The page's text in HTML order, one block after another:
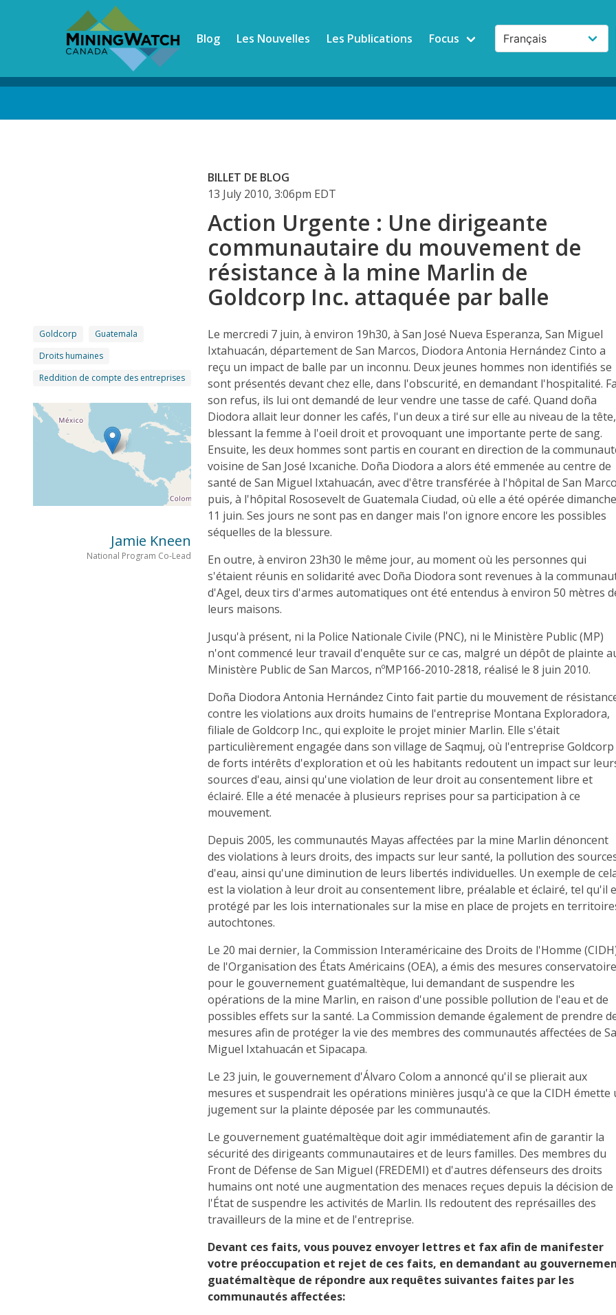
Blog Les Nouvelles Les Publications Focus
BILLET DE BLOG
13 July 2010, 3:06pm EDT
Action Urgente : Une dirigeante
communautaire du mouvement de
résistance à la mine Marlin de
Goldcorp Inc. attaquée par balle
Goldcorp
Guatemala
Droits humaines
Reddition de compte des entreprises
Jamie Kneen
National Program Co-Lead
Le mercredi 7 juin, à environ 19h30, à San José Nueva Esperanza, San Miguel
Ixtahuacán, département de San Marcos, Diodora Antonia Hernández Cinto a
reçu un impact de balle par un inconnu. Deux jeunes hommes non identifiés se
sont présentés devant chez elle, dans l'obscurité, en demandant l'hospitalité.
son refus, ils lui ont demandé de leur vendre une tasse de café. Quand doña
Diodora allait leur donner les cafés, l'un deux a tiré sur elle au niveau de la tête,
blessant la femme à l'oeil droit et provoquant une importante perte de sang.
Ensuite, les deux hommes sont partis en courant en direction de la
voisine de San José Ixcaniche. Doña Diodora a alors été emmenée au centre de
santé de San Miguel Ixtahuacán, avec d'être transférée à l'hôpital de San
puis, à l'hôpital Rososevelt de Guatemala Ciudad, où elle a été opérée dimanche
11 juin. Ses jours ne sont pas en danger mais l'on ignore encore les possibles
séquelles de la blessure.
En outre, à environ 23h30 le même jour, au moment où les personnes qui
s'étaient réunis en solidarité avec Doña Diodora sont revenues à la
d'Agel, deux tirs d'armes automatiques ont été entendus à environ 50 mètres
leurs maisons.
Jusqu'à présent, ni la Police Nationale Civile (PNC), ni le Ministère Public (MP)
n'ont commencé leur travail d'enquête sur ce cas, malgré un dépôt de plainte
Ministère Public de San Marcos, nºMP166-2010-2818, réalisé le 8 juin 2010.
Doña Diodora Antonia Hernández Cinto fait partie du mouvement de
contre les violations aux droits humains de l'entreprise Montana Exploradora,
filiale de Goldcorp Inc., qui exploite le projet minier Marlin. Elle s'était
particulièrement engagée dans son village de Saqmuj, où l'entreprise Goldcorp
de forts intérêts d'exploration et où les habitants redoutent un impact sur
sources d'eau, ainsi qu'une violation de leur droit au consentement libre et
éclairé. Elle a été menacée à plusieurs reprises pour sa participation à ce
mouvement.
Depuis 2005, les communautés Mayas affectées par la mine Marlin dénoncent
des violations à leurs droits, des impacts sur leur santé, la pollution des
d'eau, ainsi qu'une diminution de leurs libertés individuelles. Un exemple de
est la violation à leur droit au consentement libre, préalable et éclairé, tel qu'il
protégé par les lois internationales sur la mise en place de projets en
autochtones.
Le 20 mai dernier, la Commission Interaméricaine des Droits de l'Homme
de l'Organisation des États Américains (OEA), a émis des mesures
pour le gouvernement guatémaltèque, lui demandant de suspendre les
opérations de la mine Marlin, en raison d'une possible pollution de l'eau et de
possibles effets sur la santé. La Commission demande également de prendre
mesures afin de protéger la vie des membres des communautés affectées de
Miguel Ixtahuacán et Sipacapa.
Le 23 juin, le gouvernement d'Álvaro Colom a annoncé qu'il se plierait aux
mesures et suspendrait les opérations minières jusqu'à ce que la CIDH émette
jugement sur la plainte déposée par les communautés.
Le gouvernement guatémaltèque doit agir immédiatement afin de garantir la
sécurité des dirigeants communautaires et de leurs familles. Des membres du
Front de Défense de San Miguel (FREDEMI) et d'autres défenseurs des droits
humains ont noté une augmentation des menaces reçues depuis la décision de
l'État de suspendre les activités de Marlin. Ils redoutent des représailles des
travailleurs de la mine et de l'entreprise.
Devant ces faits, vous pouvez envoyer lettres et fax afin de manifester
votre préoccupation et rejet de ces faits, en demandant au
guatémaltèque de répondre aux requêtes suivantes faites par les
communautés affectées: